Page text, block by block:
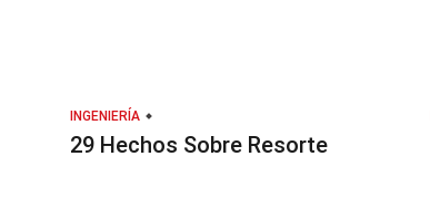
INGENIERÍA
29 Hechos Sobre Resorte